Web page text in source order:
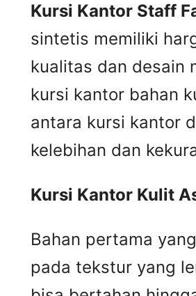
Kursi Kantor Staff
sintetis memiliki
kualitas dan desain
kursi kantor bahan
antara kursi kantor
kelebihan dan
Kursi Kantor Kulit A
Bahan pertama
pada tekstur yang